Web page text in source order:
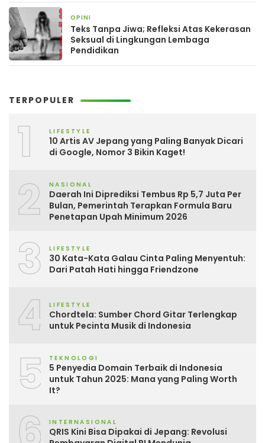
OPINI
Teks Tanpa Jiwa; Refleksi Atas Kekerasan
Seksual di Lingkungan Lembaga
Pendidikan
TERPOPULER
1 LIFESTYLE
10 Artis AV Jepang yang Paling Banyak Dicari
di Google, Nomor 3 Bikin Kaget!
2 NASIONAL
Daerah Ini Diprediksi Tembus Rp 5,7 Juta Per
Bulan, Pemerintah Terapkan Formula Baru
Penetapan Upah Minimum 2026
3 LIFESTYLE
30 Kata-Kata Galau Cinta Paling Menyentuh:
Dari Patah Hati hingga Friendzone
4 LIFESTYLE
Chordtela: Sumber Chord Gitar Terlengkap
untuk Pecinta Musik di Indonesia
5 TEKNOLOGI
5 Penyedia Domain Terbaik di Indonesia
untuk Tahun 2025: Mana yang Paling Worth
It?
INTERNASIONAL
QRIS Kini Bisa Dipakai di Jepang: Revolusi